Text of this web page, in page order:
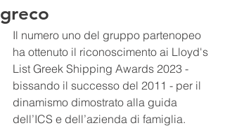
greco
Il numero uno del gruppo partenopeo
ha ottenuto il riconoscimento ai Lloyd's
List Greek Shipping Awards 2023 -
bissando il successo del 2011 - per il
dinamismo dimostrato alla guida
dell’ICS e dell’azienda di famiglia.